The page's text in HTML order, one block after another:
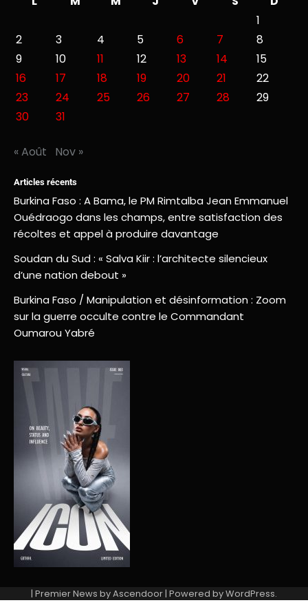
1
2
3 4 5 6 7
8
9
10 11 12 13 14
15
16
17 18 19 20 21
22
23
24 25 26 27 28
29
30
31
« Août Nov »
Articles récents
Burkina Faso : A Bama, le PM Rimtalba Jean Emmanuel
Ouédraogo dans les champs, entre satisfaction des
récoltes et appel à produire davantage
Soudan du Sud : « Salva Kiir : l’architecte silencieux
d’une nation debout »
Burkina Faso / Manipulation et désinformation : Zoom
sur la guerre occulte contre le Commandant
Oumarou Yabré
| Premier News byAscendoor| Powered byWordPress.